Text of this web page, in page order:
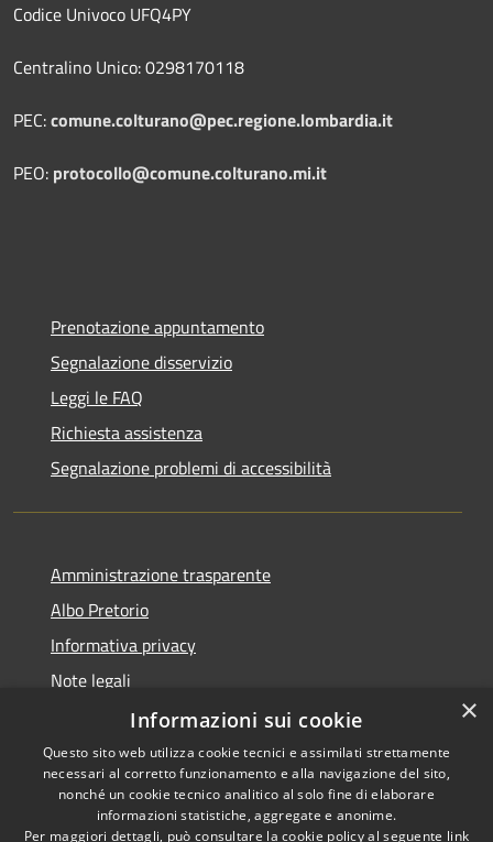
Codice Univoco UFQ4PY
Centralino Unico: 0298170118
PEC:comune.colturano@pec.regione.lombardia.it
PEO: protocollo@comune.colturano.mi.it
Prenotazione appuntamento
Segnalazione disservizio
Leggi le FAQ
Richiesta assistenza
Segnalazione problemi di accessibilità
Amministrazione trasparente
Albo Pretorio
Informativa privacy
Note legali
Dichiarazione di accessibilità
RSS
Copyright © 2026 • Comune di
×
Informazioni sui cookie
Questo sito web utilizza cookie tecnici e assimilati strettamente
necessari al corretto funzionamento e alla navigazione del sito,
nonché un cookie tecnico analitico al solo fine di elaborare
informazioni statistiche, aggregate e anonime.
Per maggiori dettagli, può consultare la cookie policy al seguente link